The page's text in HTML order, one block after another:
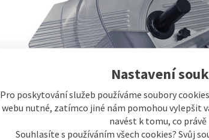
Nastavení
Pro poskytování služeb používáme soubory
webu nutné, zatímco jiné nám pomohou vylepšit
navést k tomu, co
Souhlasíte s používáním všech cookies? Svůj